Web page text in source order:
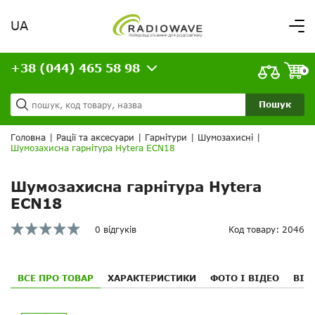
Вітаємо,
увійдіть в особистий кабінет
Доставка та оплата
Кредит
Статті
Контакти
ВАШЕ ЗАМОВЛЕННЯ
UA
Пошук
+38 (044) 465 58 98 0
Головна Рації та аксесуари Гарнітури Шумозахисні
Шумозахисна гарнітура Hytera ECN18
Шумозахисна гарнітура Hytera
ECN18
0 відгуків Код товару: 2046
ВСЕ ПРО ТОВАР ХАРАКТЕРИСТИКИ ФОТО І ВІДЕО